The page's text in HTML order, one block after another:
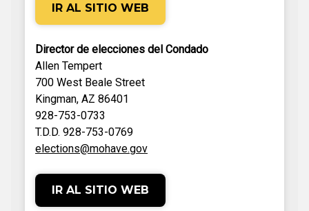
IR AL SITIO WEB
Director de elecciones del Condado
Allen Tempert
700 West Beale Street
Kingman, AZ 86401
928-753-0733
T.D.D. 928-753-0769
elections@mohave.gov
IR AL SITIO WEB